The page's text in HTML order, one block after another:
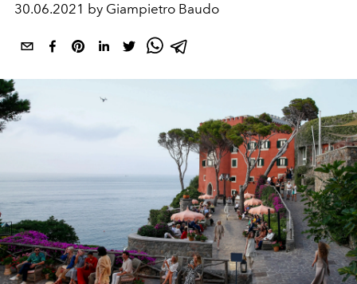
30.06.2021 by Giampietro Baudo